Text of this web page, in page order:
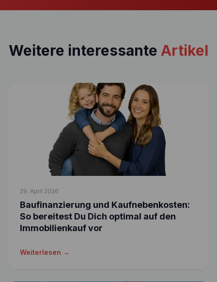
Weitere interessante Artikel
29. April 2026
Baufinanzierung und Kaufnebenkosten:
So bereitest Du Dich optimal auf den
Immobilienkauf vor
Weiterlesen →